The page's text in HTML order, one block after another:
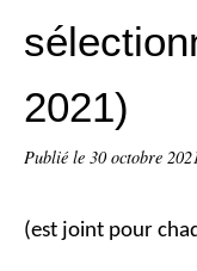
2021)
Publié le 30 octobre
(est joint pour